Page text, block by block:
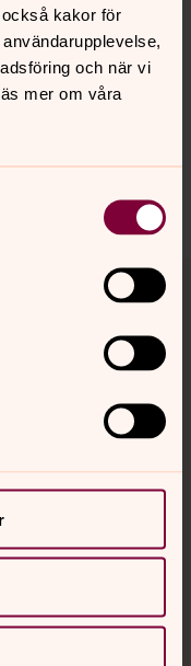
kakor för
och när vi
mer om våra
sidans